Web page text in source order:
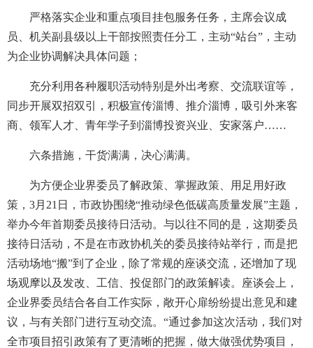
严格落实企业和重点项目挂包服务任务，主席会议成
员、机关副县级以上干部按照责任分工，主动“站台”，主动
为企业协调解决具体问题；
充分利用各种履职活动特别是外出考察、交流联谊等，
同步开展双招双引，积极宣传淄博、推介淄博，吸引外来客
商、领军人才、青年学子到淄博投资兴业、安家落户……
六条措施，干货满满，决心满满。
为方便企业界委员了解政策、掌握政策、用足用好政
策，3月21日，市政协围绕“推动绿色低碳高质量发展”主题，
举办今年首期委员接待日活动。与以往不同的是，这期委员
接待日活动，不是在市政协机关的委员接待站举行，而是把
活动场地“搬”到了企业，除了常规的座谈交流，还增加了现
场观摩以及发改、工信、投促部门的政策解读。座谈会上，
企业界委员结合各自工作实际，敞开心扉纷纷提出意见和建
议，与有关部门进行互动交流。“通过参加这次活动，我们对
全市项目招引政策有了更清晰的把握，做大做强优势项目，